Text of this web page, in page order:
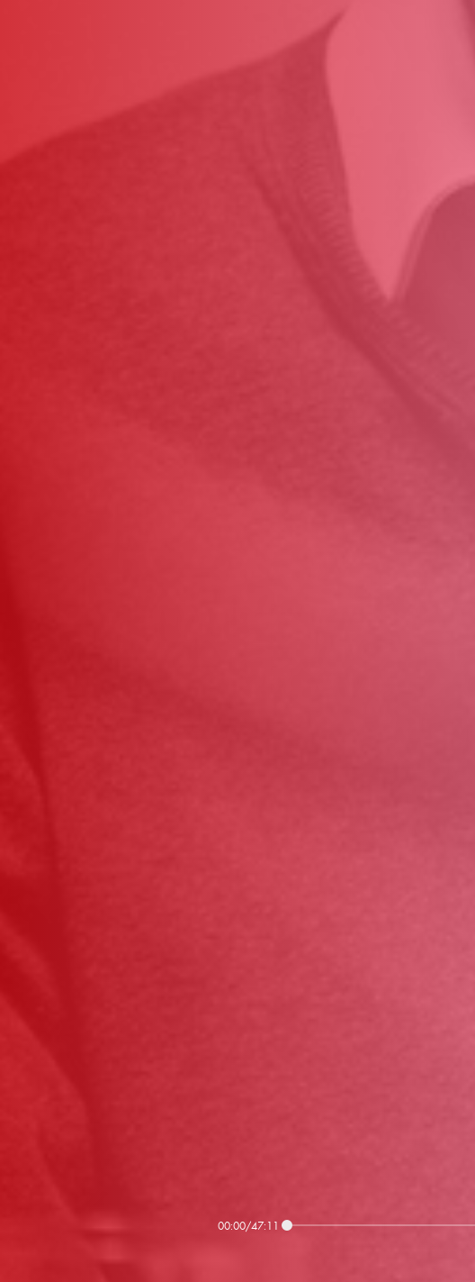
00:00/47:11